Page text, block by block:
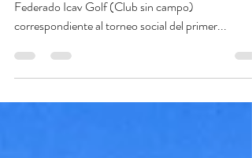
El pasado 27 de marzo se celebró el XXXI Torneo
Federado Icav Golf (Club sin campo)
correspondiente al torneo social del primer...